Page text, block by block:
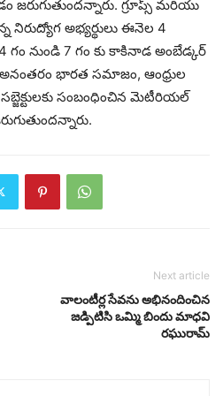
గ్రూప్స్ మరియు
నిరుద్యోగ అభ్యర్థులు ఈనెల 4
నుండి 7 గం కు కాకినాడ అంబేడ్కర్
భారత సమాజం, ఆంధ్రుల
సబ్జెక్టులకు సంబంధించిన మెటీరియల్
Next article
వాలంటీర్ల సేవను అభినందించిన
జడ్పిటిసి ఒమ్మి బిందు మాధవి
రఘురామ్